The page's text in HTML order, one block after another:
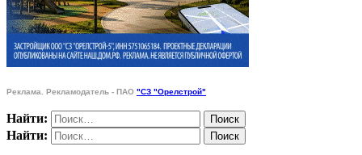
Реклама. Рекламодатель - ПАО "СЗ "Орелстрой"
Найти:
Найти: